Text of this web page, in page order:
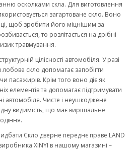
осколками скла. Для виготовлення
загартоване скло. Воно
щоб зробити його міцнішим за
то розлітається на дрібні
травмування.
цілісності автомобіля. У разі
скло допомагає запобігти
пасажирів. Крім того воно діє як
елементів та допомагає підтримувати
автомобіля. Чисте і неушкоджене
видимість, що має вирішальне
Скло дверне переднє праве LAND
виробника XINYI в нашому магазині –